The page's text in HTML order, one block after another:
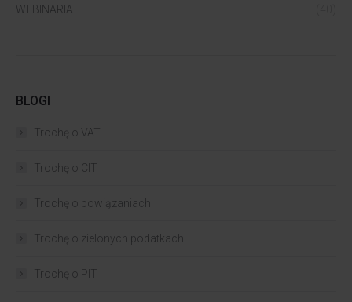
WEBINARIA
BLOGI
Trochę o VAT
Trochę o CIT
Trochę o powiązaniach​
Trochę o zielonych podatkach
Trochę o PIT